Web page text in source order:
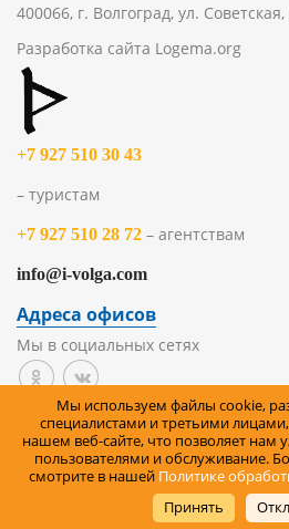
400066, г. Волгоград, ул. Советская,
Разработка сайта Logema.org
+7 927 510 30 43
– туристам
+7 927 510 28 72 – агентствам
info@i-volga.com
Адреса офисов
Мы в социальных сетях
Политика организации в
персональных данных на сайте
Правила возврата товара
Мы используем файлы cookie,
специалистами и третьими
нашем веб-сайте, что позволяет нам
пользователями и обслуживание.
смотрите в нашей Политике
Принять